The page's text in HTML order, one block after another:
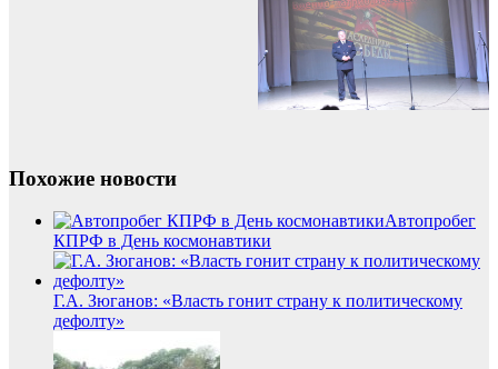
Похожие новости
Автопробег
КПРФ в День космонавтики
Г.А. Зюганов: «Власть гонит страну к политическому
дефолту»